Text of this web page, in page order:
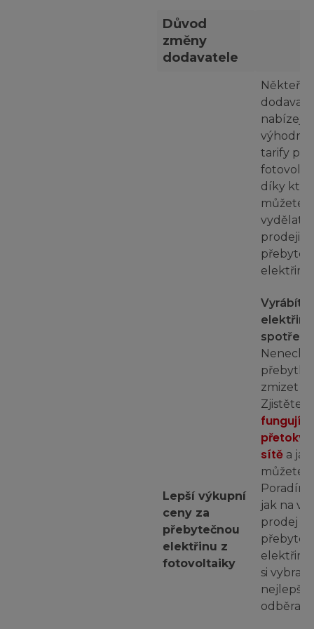
Důvod
změny
dodavatele
Lepší výkupní
ceny za
přebytečnou
elektřinu z
fotovoltaiky
Někteří
nabízejí
tarify pro
díky
můžete
vydělat
prodeji
elektřiny.
Vyrábíte
přebytky
zmizet v
Zjistěte,
fungují
přetoky
sítě a
můžete
jak na
prodej
elektřiny
si vybrat